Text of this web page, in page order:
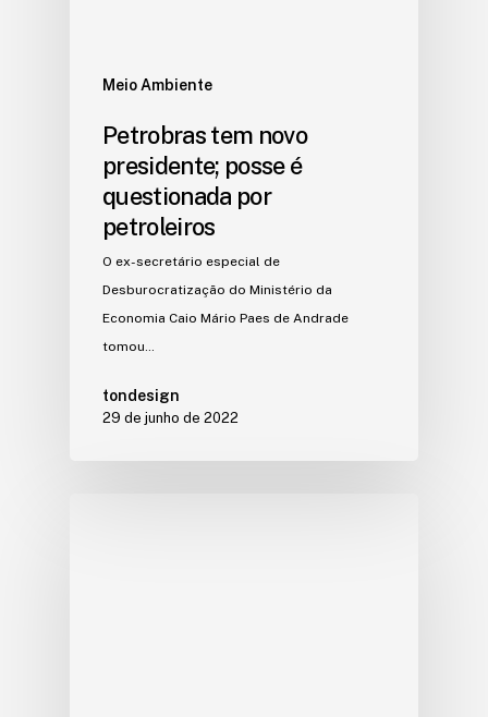
Meio Ambiente
Petrobras tem novo
presidente; posse é
questionada por
petroleiros
O ex-secretário especial de
Desburocratização do Ministério da
Economia Caio Mário Paes de Andrade
tomou…
tondesign
29 de junho de 2022